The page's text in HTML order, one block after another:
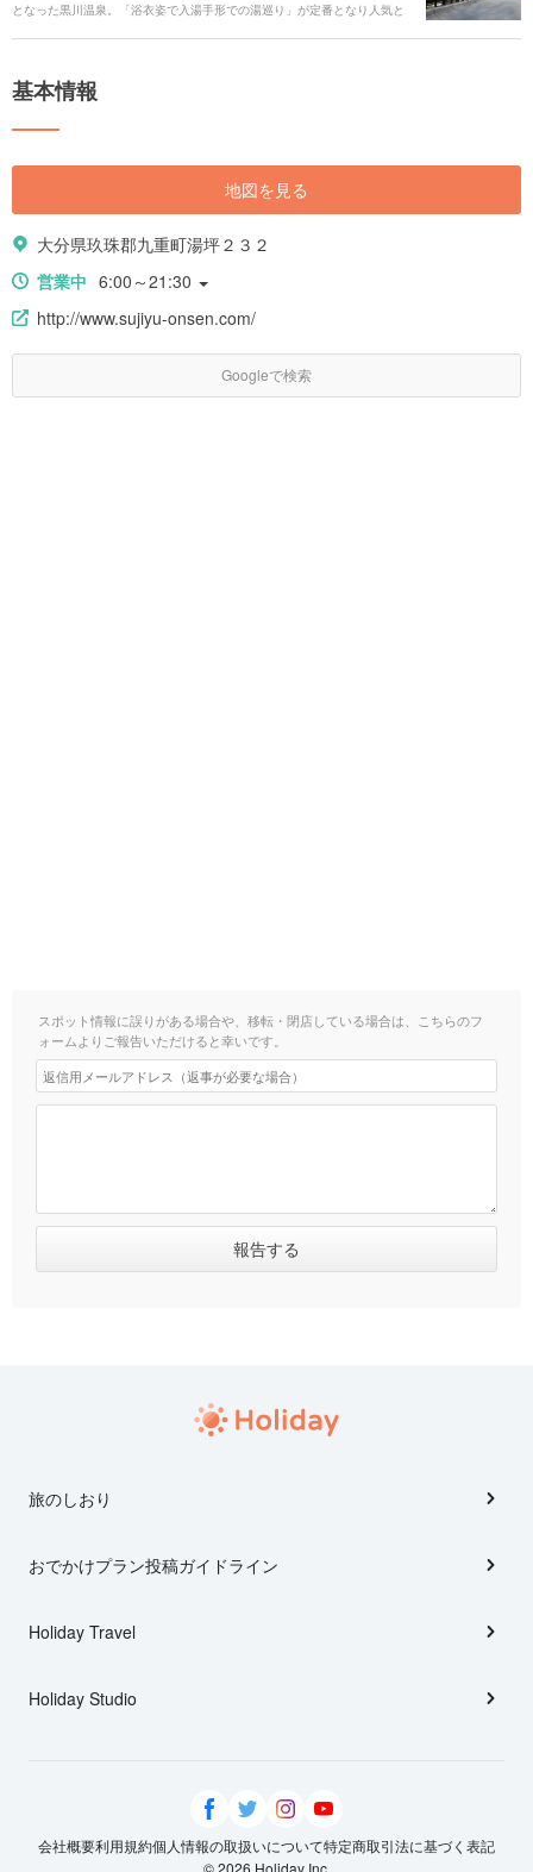
となった黒川温泉。「浴衣姿で入湯手形での湯巡り」が定番となり人気と
くさんです。マイナスイオンがたっぷりの自然やパワースポット、フォト
基本情報
地図を見る
大分県玖珠郡九重町湯坪２３２
営業中 6:00～21:30
http://www.sujiyu-onsen.com/
Googleで検索
スポット情報に誤りがある場合や、移転・閉店している場合は、こちらのフ
ォームよりご報告いただけると幸いです。
旅のしおり
おでかけプラン投稿ガイドライン
Holiday Travel
Holiday Studio
会社概要利用規約個人情報の取扱いについて特定商取引法に基づく表記